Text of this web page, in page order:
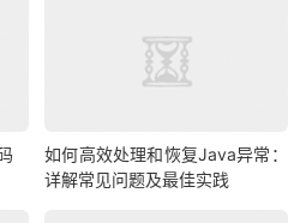
如何高效处理和恢复Java异常：
详解常见问题及最佳实践